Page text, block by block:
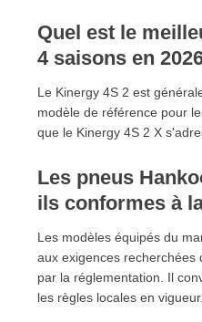
Quel est le
4 saisons en
Le Kinergy 4S 2 est
modèle de référence pour
que le Kinergy 4S 2 X
Les pneus
ils conformes à
Les modèles équipés du
aux exigences recherchées
par la réglementation. Il
les règles locales en vigueur.